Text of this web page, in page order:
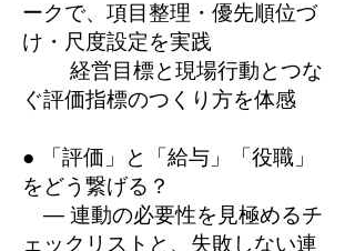
ークで、項目整理・優先順位づ
け・尺度設定を実践
経営目標と現場行動とつな
ぐ評価指標のつくり方を体感
● 「評価」と「給与」「役職」
をどう繋げる？
— 連動の必要性を見極めるチ
ェックリストと、失敗しない連